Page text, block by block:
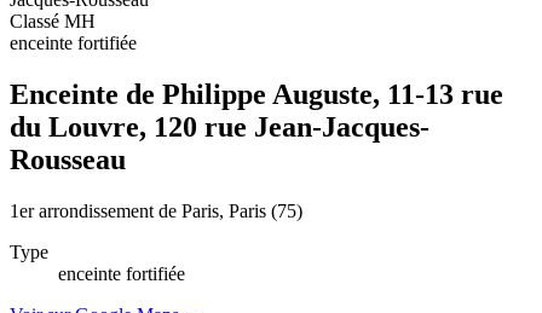
Classé MH
enceinte fortifiée
Enceinte de Philippe Auguste, 11-13 rue
du Louvre, 120 rue Jean-Jacques-
Rousseau
1er arrondissement de Paris, Paris (75)
Type
enceinte fortifiée